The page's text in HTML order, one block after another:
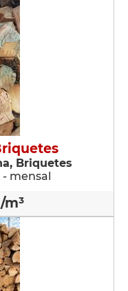
Briquetes
mensal
m³